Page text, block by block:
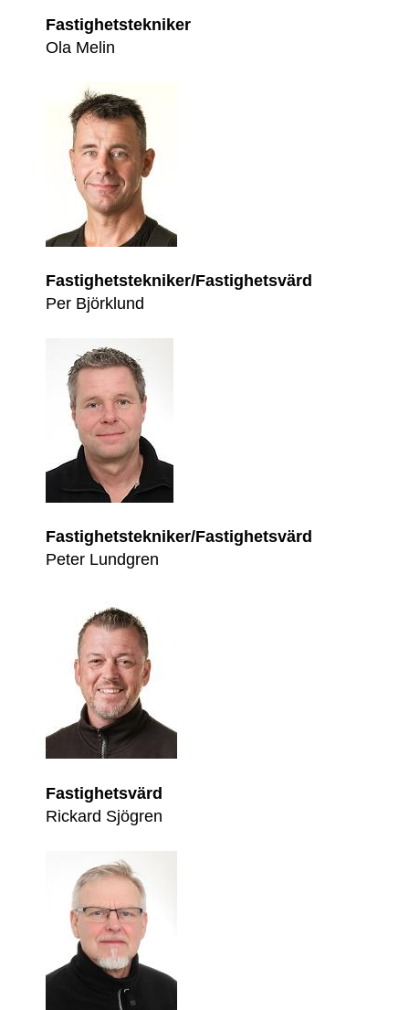
Fastighetstekniker
Ola Melin
Fastighetstekniker/Fastighetsvärd
Per Björklund
Fastighetstekniker/Fastighetsvärd
Peter Lundgren
Fastighetsvärd
Rickard Sjögren